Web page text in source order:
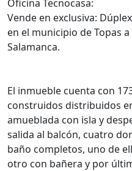
Oficina Tecnocasa:
Vende en exclusiva:
en el municipio de Topas
Salamanca.
El inmueble cuenta con
construidos distribuidos
amueblada con isla y
salida al balcón, cuatro
baño completos, uno de
otro con bañera y por